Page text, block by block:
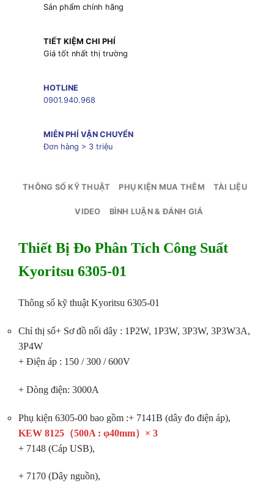
Sản phẩm chính hãng
TIẾT KIỆM CHI PHÍ
Giá tốt nhất thị trường
HOTLINE
0901.940.968
MIỄN PHÍ VẬN CHUYỂN
Đơn hàng > 3 triệu
THÔNG SỐ KỸ THUẬT PHỤ KIỆN MUA THÊM TÀI LIỆU
VIDEO BÌNH LUẬN & ĐÁNH GIÁ
Thiết Bị Đo Phân Tích Công Suất
Kyoritsu 6305-01
Thông số kỹ thuật Kyoritsu 6305-01
Chỉ thị số+ Sơ đồ nối dây : 1P2W, 1P3W, 3P3W, 3P3W3A,
3P4W
+ Điện áp : 150 / 300 / 600V
+ Dòng điện: 3000A
Phụ kiện 6305-00 bao gồm :+ 7141B (dây đo điện áp),
KEW 8125（500A : φ40mm）× 3
+ 7148 (Cáp USB),
+ 7170 (Dây nguồn),